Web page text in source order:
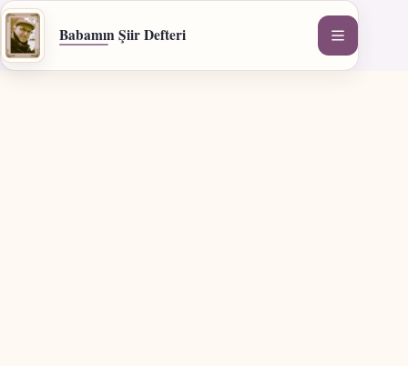
İçeriğe
geç
Babamın Şiir Defteri